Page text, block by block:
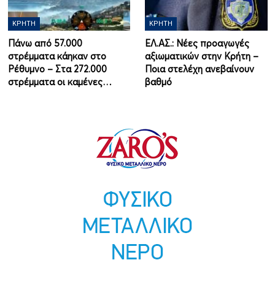
ΚΡΉΤΗ
Πάνω από 57.000
στρέμματα κάηκαν στο
Ρέθυμνο – Στα 272.000
στρέμματα οι καμένες…
ΚΡΉΤΗ
ΕΛ.ΑΣ.: Νέες προαγωγές
αξιωματικών στην Κρήτη –
Ποια στελέχη ανεβαίνουν
βαθμό